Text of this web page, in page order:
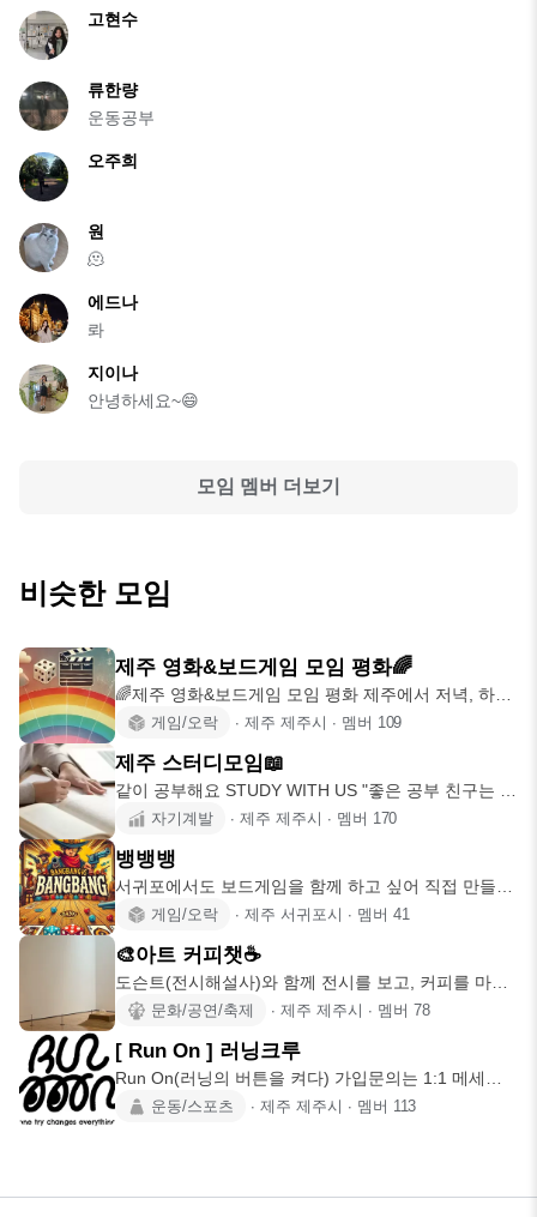
고현수
류한량
운동공부
오주희
원
🫠
에드나
롸
지이나
안녕하세요~😄
모임 멤버 더보기
비슷한 모임
제주 영화&보드게임 모임 평화🌈
🌈제주 영화&보드게임 모임 평화 제주에서 저녁, 하루
를 같이 즐길 사람
게임/오락 ∙ 제주 제주시 ∙ 멤버 109
제주 스터디모임📖
같이 공부해요 STUDY WITH US "좋은 공부 친구는 마
라톤의 러
자기계발 ∙ 제주 제주시 ∙ 멤버 170
뱅뱅뱅
서귀포에서도 보드게임을 함께 하고 싶어 직접 만들었
습니다! 보드게임을
게임/오락 ∙ 제주 서귀포시 ∙ 멤버 41
🎨아트 커피챗☕️
도슨트(전시해설사)와 함께 전시를 보고, 커피를 마시
며 감상을 나누는
문화/공연/축제 ∙ 제주 제주시 ∙ 멤버 78
[ Run On ] 러닝크루
Run On(러닝의 버튼을 켜다) 가입문의는 1:1 메세지
주시기 바랍
운동/스포츠 ∙ 제주 제주시 ∙ 멤버 113